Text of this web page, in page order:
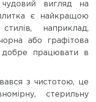
вигляд на
є найкращою
наприклад,
або графітова
добре працювати в
з чистотою, це
стерильну